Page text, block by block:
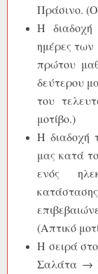
Πράσινο.
Η διαδοχή
ημέρες των
πρώτου
δεύτερου
του
μοτίβο.)
Η διαδοχή
μας κατά
ενός
(Απτικό
Η σειρά
Σαλάτα →